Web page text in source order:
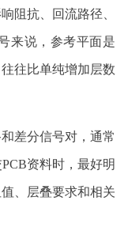
阻抗、回流路径、
来说，参考平面是
往比单纯增加层数
差分信号对，通常
资料时，最好明
、层叠要求和相关